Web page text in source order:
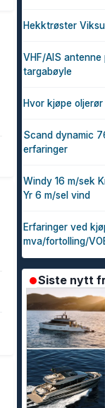
Hekktrøster
VHF/AIS
targabøyle
Hvor kjøpe
Scand dynamic
erfaringer
Windy 16 m/sek
Yr 6 m/sel vind
Erfaringer ved
mva/fortolling/
Siste nytt